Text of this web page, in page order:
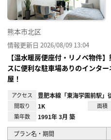
熊本市北区
情報更新日 2026/08/09 13:04
【温水暖房便座付・リノベ物件
スに便利な駐車場ありのインタ
屋！
アクセス 豊肥本線「東海学園前駅」
間取り 1K 面積
築年数 1991年 3月 築
プラン名・期間